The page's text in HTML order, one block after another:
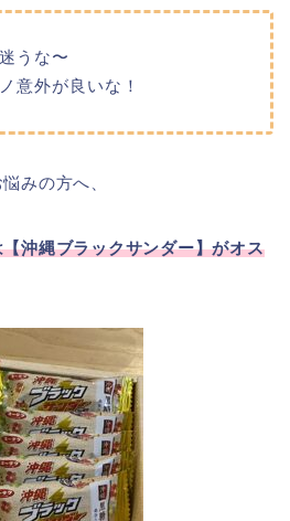
うな〜
意外が良いな！
みの方へ、
沖縄ブラックサンダー】がオス